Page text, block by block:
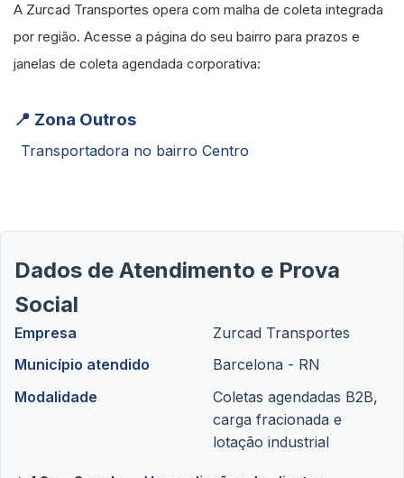
A Zurcad Transportes opera com malha de coleta integrada
por região. Acesse a página do seu bairro para prazos e
janelas de coleta agendada corporativa:
📍 Zona Outros
Transportadora no bairro Centro
Dados de Atendimento e Prova
Social
Empresa
Zurcad Transportes
Município atendido
Barcelona - RN
Modalidade
Coletas agendadas B2B,
carga fracionada e
lotação industrial